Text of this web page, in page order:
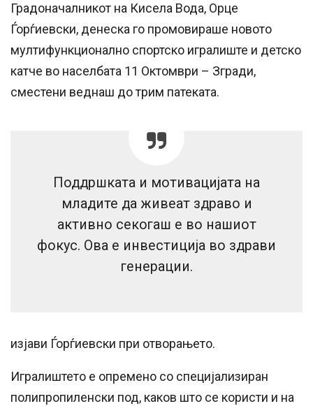
Градоначалникот на Кисела Вода, Орце
Ѓорѓиевски, денеска го промовираше новото
мултифункционално спортско игралиште и детско
катче во населбата 11 Октомври – Згради,
сместени веднаш до трим патеката.
Поддршката и мотивацијата на
младите да живеат здраво и
активно секогаш е во нашиот
фокус. Ова е инвестиција во здрави
генерации.
изјави Ѓорѓиевски при отворањето.
Игралиштето е опремено со специјализиран
полипропиленски под, каков што се користи и на